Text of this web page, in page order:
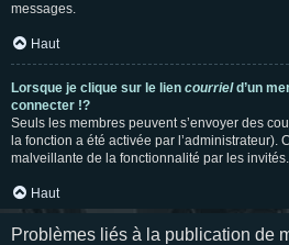
messages.
Haut
Lorsque je clique sur le lien courrield’un
connecter !?
Seuls les membres peuvent s’envoyer des
la fonction a été activée par l’administrateur).
malveillante de la fonctionnalité par les invités.
Haut
Problèmes liés à la publication de